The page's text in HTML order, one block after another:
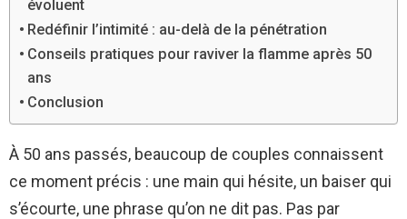
évoluent
Redéfinir l’intimité : au-delà de la pénétration
Conseils pratiques pour raviver la flamme après 50
ans
Conclusion
À 50 ans passés, beaucoup de couples connaissent
ce moment précis : une main qui hésite, un baiser qui
s’écourte, une phrase qu’on ne dit pas. Pas par